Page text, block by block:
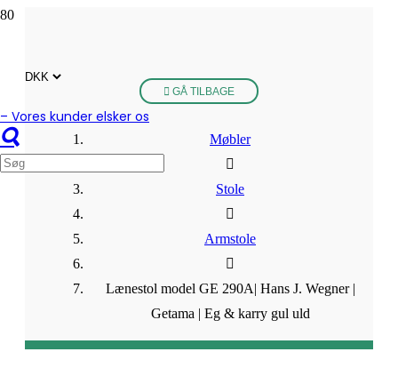
– Vores kunder elsker os
GÅ TILBAGE
Møbler
Stole
Armstole
Lænestol model GE 290A| Hans J. Wegner |
Getama | Eg & karry gul uld